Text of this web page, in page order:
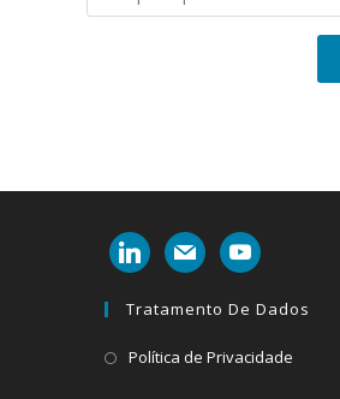
linkedinmail youtube
Tratamento De Dados
Política de Privacidade